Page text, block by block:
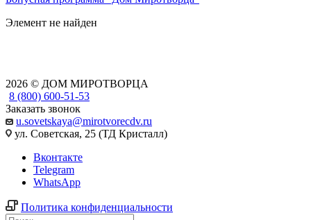
Элемент не найден
2026 © ДОМ МИРОТВОРЦА
8 (800) 600-51-53
Заказать звонок
u.sovetskaya@mirotvorecdv.ru
ул. Советская, 25 (ТД Кристалл)
Вконтакте
Telegram
WhatsApp
Политика конфиденциальности